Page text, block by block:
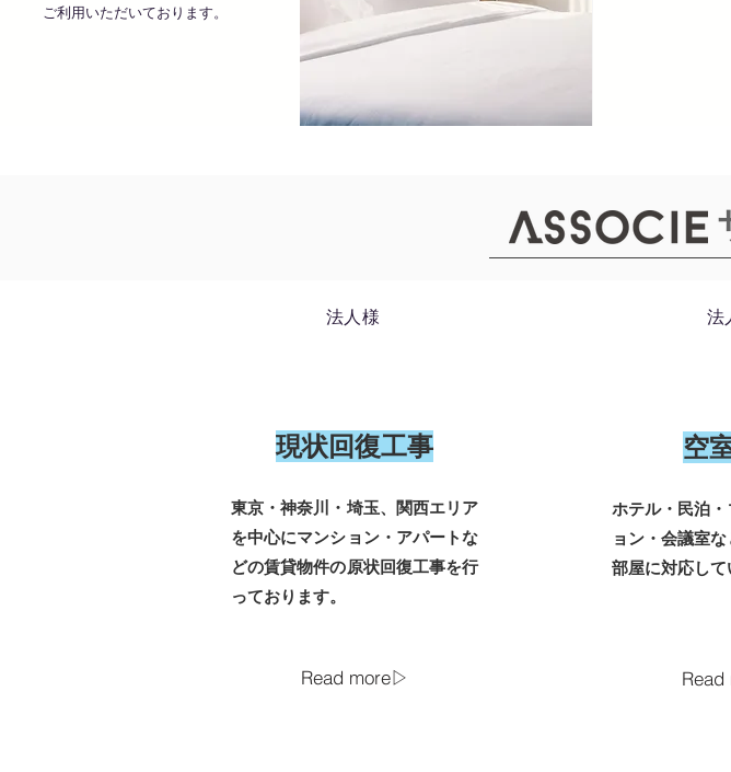
ご利用いただいております。
​法人様
​現状回復工事
東京・神奈川・埼玉、関西エリア
を中心にマンション・アパートな
どの賃貸物件の原状回復工事を行
っております。
Read more▷
法
空
ホテル・民泊
ョン・会議室
部屋に対応して